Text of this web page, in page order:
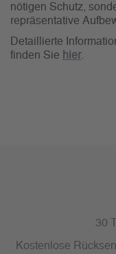
nötigen Schutz,
repräsentative
Detaillierte
finden Sie hier.
30
Kostenlose